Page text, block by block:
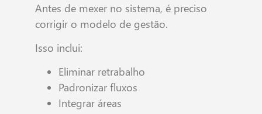
Antes de mexer no sistema, é preciso
corrigir o modelo de gestão.
Isso inclui:
Eliminar retrabalho
Padronizar fluxos
Integrar áreas